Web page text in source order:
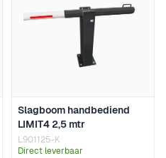
Slagboom handbediend
LIMIT4 2,5 mtr
L901125-K
Direct leverbaar